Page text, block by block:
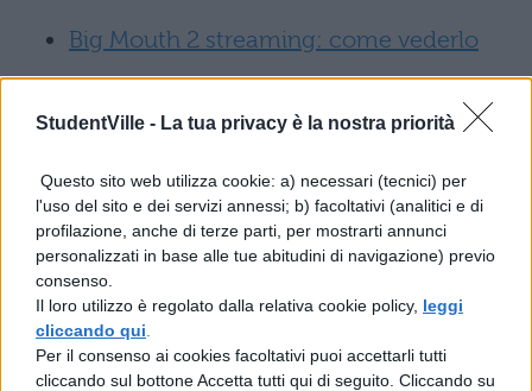
StudentVille - La tua privacy è la nostra priorità
Questo sito web utilizza cookie: a) necessari (tecnici) per
l'uso del sito e dei servizi annessi; b) facoltativi (analitici e di
profilazione, anche di terze parti, per mostrarti annunci
personalizzati in base alle tue abitudini di navigazione) previo
consenso.
Il loro utilizzo è regolato dalla relativa cookie policy, leggi
cliccando qui
Per il consenso ai cookies facoltativi puoi accettarli tutti
cliccando sul bottone Accetta tutti qui di seguito. Cliccando su
Big Mouth 2 streaming: come vederlo
Abbonamento Netflix Italia: prezzo in
aumento?
Catalogo Netflix novembre 2018: film e
serie TV
1983 in streaming: il cast
ufficiale